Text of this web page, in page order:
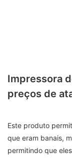
Impressora
preços de
Este produto
que eram banais,
permitindo que